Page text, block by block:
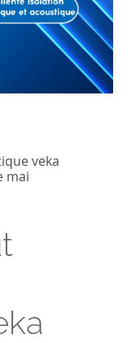
veka
mai